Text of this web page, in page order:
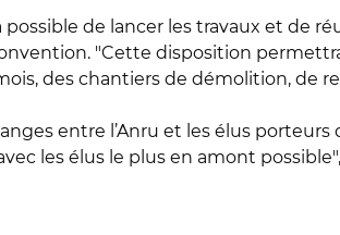
de lancer les travaux et de
"Cette disposition
des chantiers de démolition, de
entre l’Anru et les élus porteurs
les élus le plus en amont